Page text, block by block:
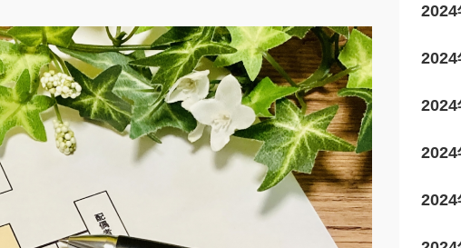
2024
2024
2024
2024
2024